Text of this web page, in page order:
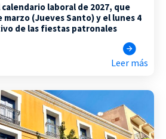
laboral de 2027, que
marzo (Jueves Santo) y el lunes 4
de las fiestas patronales
Leer más